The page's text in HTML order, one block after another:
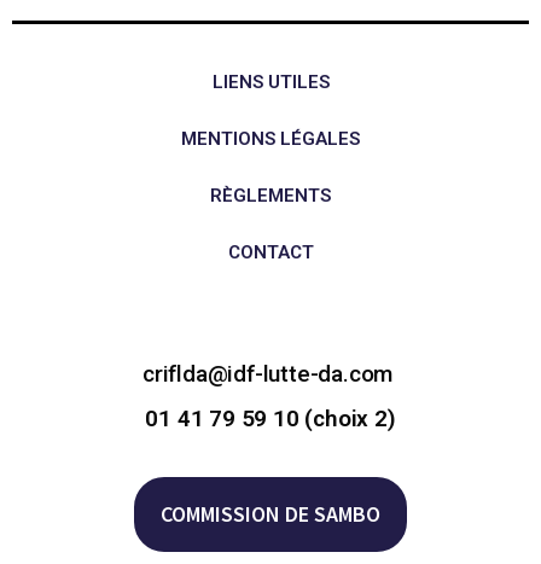
LIENS UTILES
MENTIONS LÉGALES
RÈGLEMENTS
CONTACT
criflda@idf-lutte-da.com
01 41 79 59 10 (choix 2)
COMMISSION DE SAMBO